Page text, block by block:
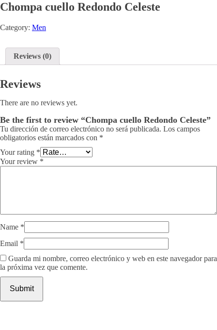
Chompa cuello Redondo Celeste
Category: Men
Reviews (0)
Reviews
There are no reviews yet.
Be the first to review “Chompa cuello Redondo Celeste”
Tu dirección de correo electrónico no será publicada. Los campos
obligatorios están marcados con *
Your rating *
Your review *
Name *
Email *
Guarda mi nombre, correo electrónico y web en este navegador para
la próxima vez que comente.